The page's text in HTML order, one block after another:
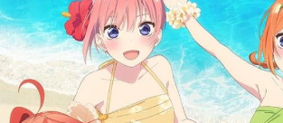
erneut zur Stelle, um den Spielern von
zur Seite zu stehen!